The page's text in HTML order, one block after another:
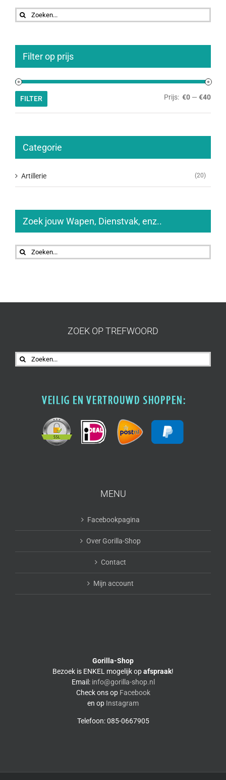
Zoeken
naar:
Filter op prijs
Min.
Max.
FILTER Prijs: €0 — €40
Categorie
Artillerie (20)
Zoek jouw Wapen, Dienstvak, enz..
Zoeken
naar:
ZOEK OP TREFWOORD
Zoeken
naar:
MENU
Facebookpagina
Over Gorilla-Shop
Contact
Mijn account
Gorilla-Shop
Bezoek is ENKEL mogelijk opafspraak!
Email: info@gorilla-shop.nl
Check ons op Facebook
en op Instagram
Telefoon: 085-0667905